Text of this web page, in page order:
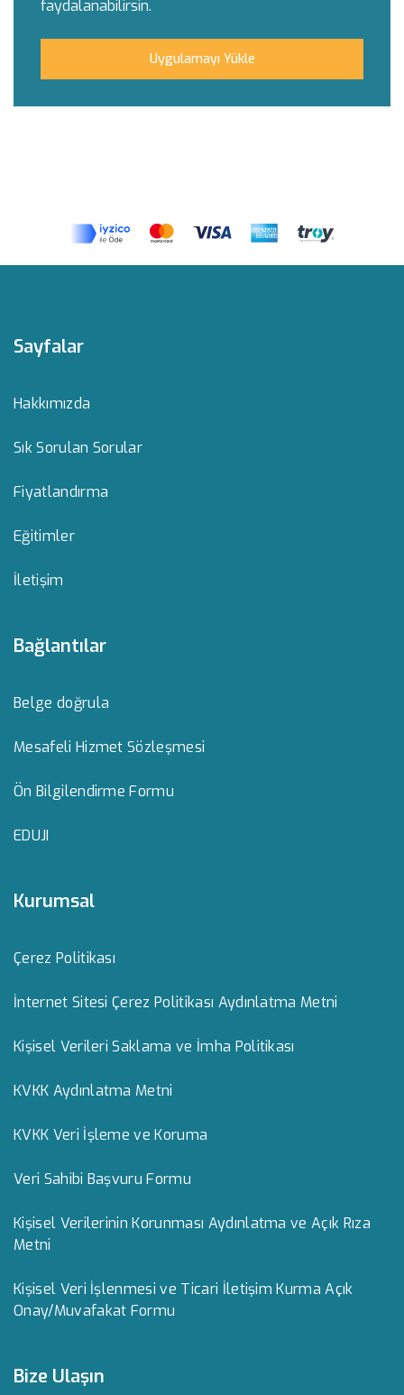
faydalanabilirsin.
Uygulamayı Yükle
Sayfalar
Hakkımızda
Sık Sorulan Sorular
Fiyatlandırma
Eğitimler
İletişim
Bağlantılar
Belge doğrula
Mesafeli Hizmet Sözleşmesi
Ön Bilgilendirme Formu
EDUJI
Kurumsal
Çerez Politikası
İnternet Sitesi Çerez Politikası Aydınlatma Metni
Kişisel Verileri Saklama ve İmha Politikası
KVKK Aydınlatma Metni
KVKK Veri İşleme ve Koruma
Veri Sahibi Başvuru Formu
Kişisel Verilerinin Korunması Aydınlatma ve Açık Rıza
Metni
Kişisel Veri İşlenmesi ve Ticari İletişim Kurma Açık
Onay/Muvafakat Formu
Bize Ulaşın